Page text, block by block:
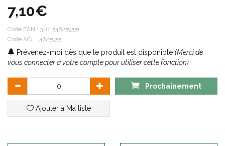
7,10€
Code EAN : 3401546259551
Code ACL : 4625955
Prévenez-moi dès que le produit est disponible (Merci de
vous connecter à votre compte pour utiliser cette fonction).
Prochainement
Ajouter à Ma liste